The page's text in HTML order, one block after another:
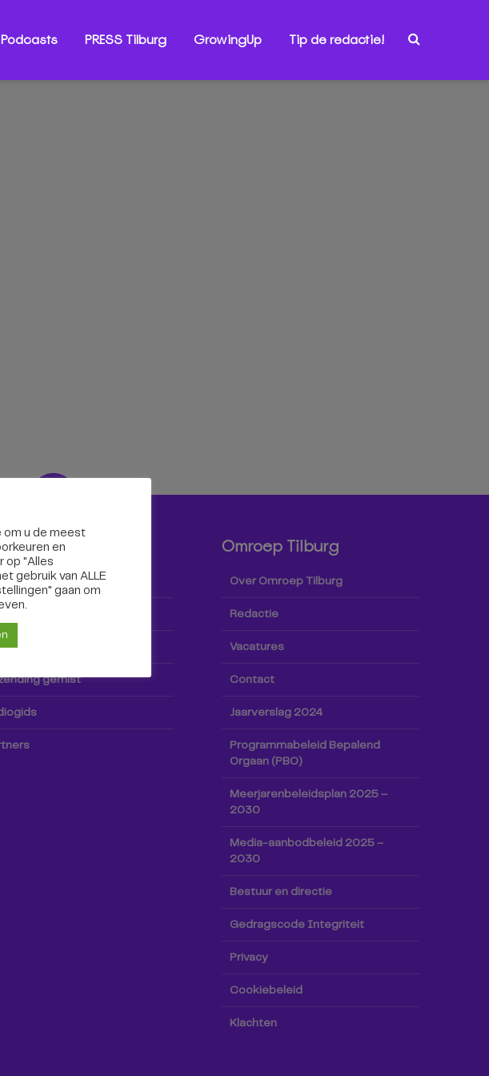
Podcasts PRESS Tilburg GrowingUp Tip de redactie!
& TV
tv
gemist
Omroep Tilburg
Over Omroep Tilburg
Redactie
Vacatures
Contact
Jaarverslag 2024
Programmabeleid Bepalend
Orgaan (PBO)
Meerjarenbeleidsplan 2025 –
2030
Media-aanbodbeleid 2025 –
2030
Bestuur en directie
Gedragscode Integriteit
Privacy
Cookiebeleid
Klachten
om u de meest
en
op "Alles
gebruik van ALLE
gaan om